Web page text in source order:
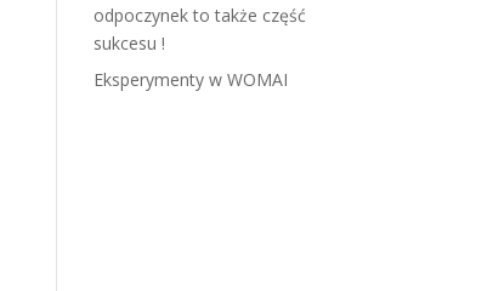
odpoczynek to także część
sukcesu !
Eksperymenty w WOMAI